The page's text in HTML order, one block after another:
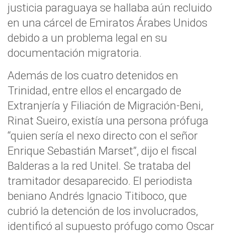
justicia paraguaya se hallaba aún recluido
en una cárcel de Emiratos Árabes Unidos
debido a un problema legal en su
documentación migratoria.
Además de los cuatro detenidos en
Trinidad, entre ellos el encargado de
Extranjería y Filiación de Migración-Beni,
Rinat Sueiro, existía una persona prófuga
“quien sería el nexo directo con el señor
Enrique Sebastián Marset”, dijo el fiscal
Balderas a la red Unitel. Se trataba del
tramitador desaparecido. El periodista
beniano Andrés Ignacio Titiboco, que
cubrió la detención de los involucrados,
identificó al supuesto prófugo como Oscar